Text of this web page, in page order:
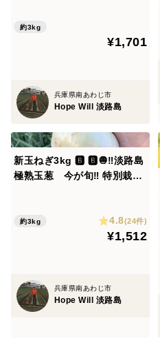
約3kg
¥1,701
兵庫県南あわじ市
Hope Will 淡路島
新玉ねぎ3kg 🅱️ 🅱️🧅‼️淡路島
極熟玉葱 今が旬‼️ 特別栽培
約3kg 4.8(24件)
¥1,512
兵庫県南あわじ市
Hope Will 淡路島